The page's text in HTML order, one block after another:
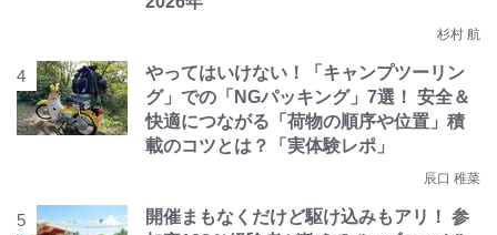
杉村 航
やってはいけない！「キャンプツーリン
グ」での「NGパッキング」7選！ 安全＆
快適につながる「荷物の順序や位置」積
載のコツとは？「実体験レポ」
辰口 稚菜
開催まもなくだけど駆け込みもアリ！ 参